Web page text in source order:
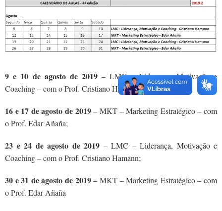
9 e 10 de agosto de 2019 – LMC – Liderança, Motivação e
Coaching – com o Prof. Cristiano Hamann;
16 e 17 de agosto de 2019– MKT – Marketing Estratégico – com
o Prof. Edar Añaña;
23 e 24 de agosto de 2019 – LMC – Liderança, Motivação e
Coaching – com o Prof. Cristiano Hamann;
30 e 31 de agosto de 2019– MKT – Marketing Estratégico – com
o Prof. Edar Añaña